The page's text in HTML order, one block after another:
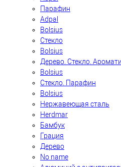
Парафин
Adpal
Bolsius
Стекло
Bolsius
Дерево. Стекло.
Bolsius
Стекло. Парафин
Bolsius
Нержавеющая сталь
Herdmar
Бамбук
Грация
Дерево
No name